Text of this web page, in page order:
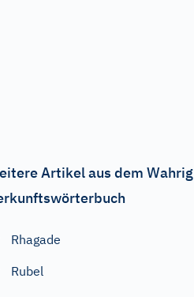
Artikel aus dem Wahrig
Rhagade
Rubel